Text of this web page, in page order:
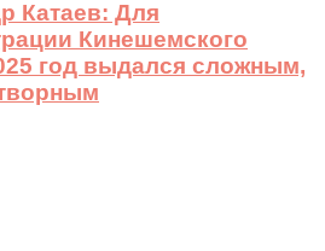
Катаев: Для
Кинешемского
год выдался сложным,